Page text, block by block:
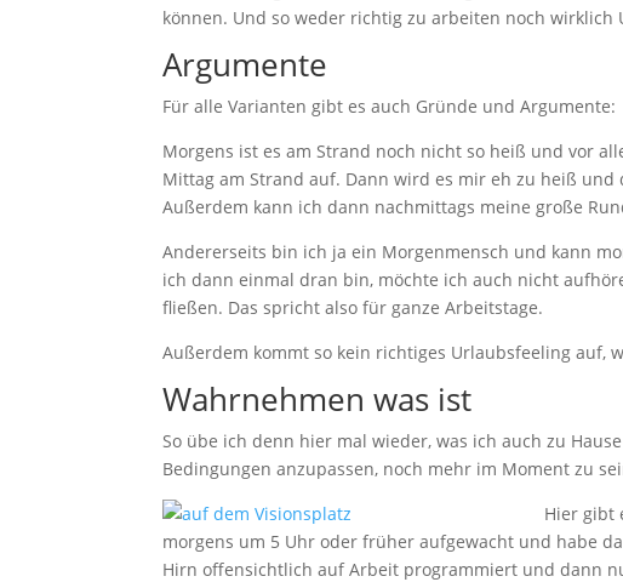
können. Und so weder richtig zu arbeiten noch wirklich
Argumente
Für alle Varianten gibt es auch Gründe und Argumente:
Morgens ist es am Strand noch nicht so heiß und vor
Mittag am Strand auf. Dann wird es mir eh zu heiß und
Außerdem kann ich dann nachmittags meine große
Andererseits bin ich ja ein Morgenmensch und kann
ich dann einmal dran bin, möchte ich auch nicht
fließen. Das spricht also für ganze Arbeitstage.
Außerdem kommt so kein richtiges Urlaubsfeeling auf,
Wahrnehmen was ist
So übe ich denn hier mal wieder, was ich auch zu
Bedingungen anzupassen, noch mehr im Moment zu
Hier gibt
morgens um 5 Uhr oder früher aufgewacht und habe
Hirn offensichtlich auf Arbeit programmiert und dann